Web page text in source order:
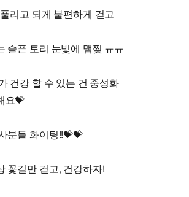
리고 되게 불편하게 걷고
슬픈 토리 눈빛에 맴찢 ㅠㅠ
건강 할 수 있는 건 중성화
요💝
분들 화이팅!!💝💝
꽃길만 걷고, 건강하자!